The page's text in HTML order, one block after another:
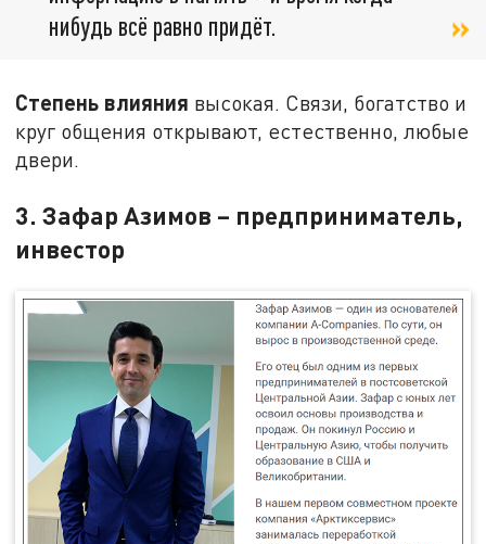
нибудь всё равно придёт.
Степень влияния высокая. Связи, богатство и
круг общения открывают, естественно, любые
двери.
3. Зафар Азимов – предприниматель,
инвестор